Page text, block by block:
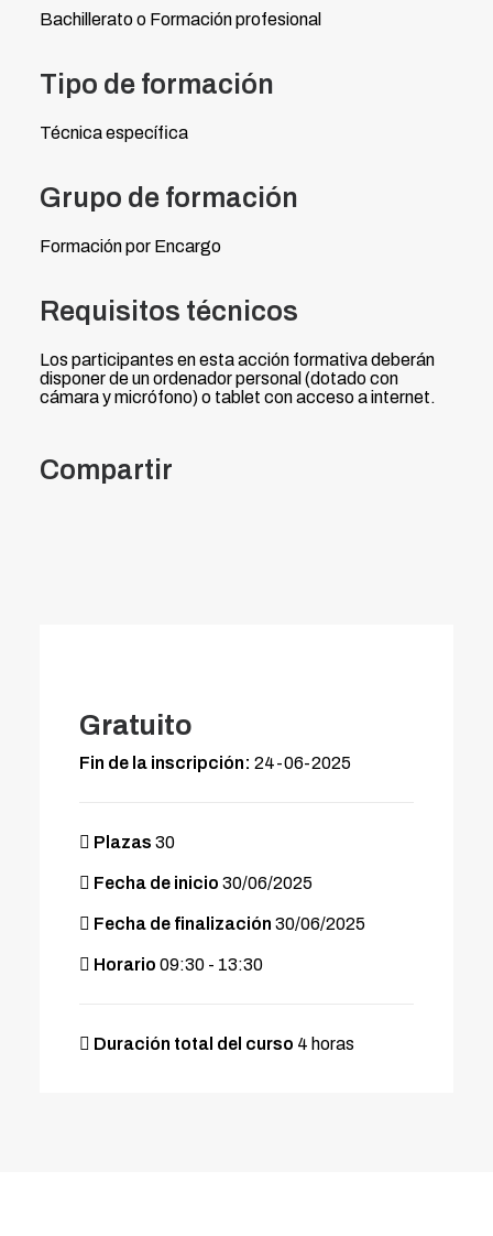
Bachillerato o Formación profesional
Tipo de formación
Técnica específica
Grupo de formación
Formación por Encargo
Requisitos técnicos
Los participantes en esta acción formativa deberán
disponer de un ordenador personal (dotado con
cámara y micrófono) o tablet con acceso a internet.
Compartir
Gratuito
Fin de la inscripción: 24-06-2025
Plazas 30
Fecha de inicio 30/06/2025
Fecha de finalización 30/06/2025
Horario 09:30 - 13:30
Duración total del curso 4 horas